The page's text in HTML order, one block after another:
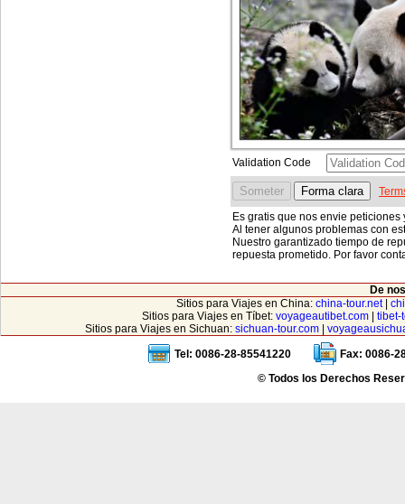
Validation Code
Es gratis que nos envie
Al tener algunos problemas con
Nuestro garantizado tiempo de
repuesta prometido. Por favor
De
Sitios para Viajes en China: china-tour.net|
Sitios para Viajes en Tíbet: voyageautibet.com| tibet-
Sitios para Viajes en Sichuan: sichuan-tour.com
Tel: 0086-28-85541220
Fax: 0086-
© Todos los Derechos